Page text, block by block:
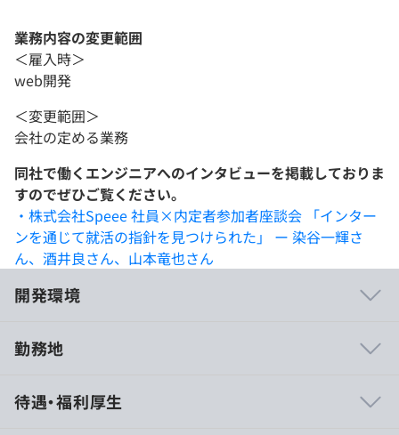
業務内容の変更範囲
＜雇入時＞
web開発
＜変更範囲＞
会社の定める業務
同社で働くエンジニアへのインタビューを掲載しておりま
すのでぜひご覧ください。
・株式会社Speee 社員×内定者参加者座談会 「インター
ンを通じて就活の指針を見つけられた」 ー 染谷一輝さ
ん、酒井良さん、山本竜也さん
開発環境
・Ruby開発者 まつもとゆきひろ氏など 外部からも強力な
勤務地
待遇・福利厚生